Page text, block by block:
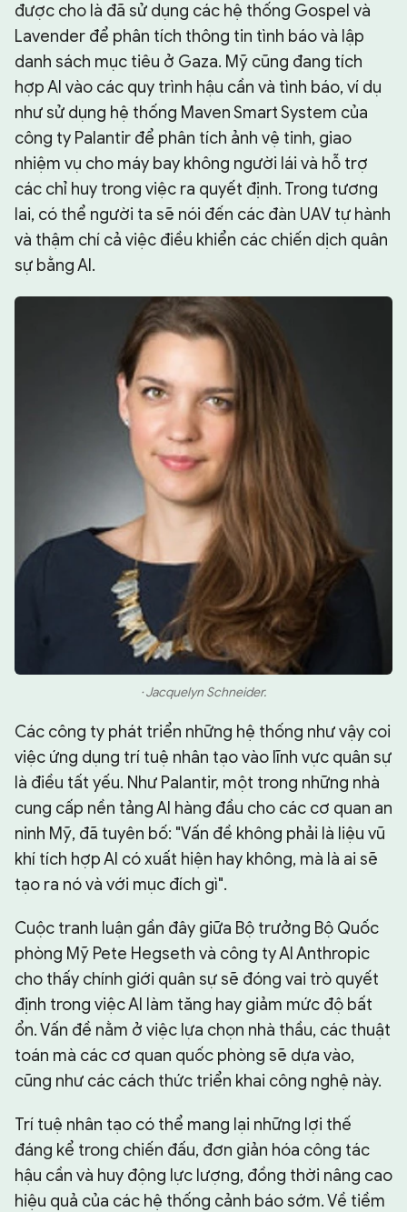
được cho là đã sử dụng các hệ thống Gospel và
Lavender để phân tích thông tin tình báo và lập
danh sách mục tiêu ở Gaza. Mỹ cũng đang tích
hợp AI vào các quy trình hậu cần và tình báo, ví dụ
như sử dụng hệ thống Maven Smart System của
công ty Palantir để phân tích ảnh vệ tinh, giao
nhiệm vụ cho máy bay không người lái và hỗ trợ
các chỉ huy trong việc ra quyết định. Trong tương
lai, có thể người ta sẽ nói đến các đàn UAV tự hành
và thậm chí cả việc điều khiển các chiến dịch quân
sự bằng AI.
· Jacquelyn Schneider.
Các công ty phát triển những hệ thống như vậy coi
việc ứng dụng trí tuệ nhân tạo vào lĩnh vực quân sự
là điều tất yếu. Như Palantir, một trong những nhà
cung cấp nền tảng AI hàng đầu cho các cơ quan an
ninh Mỹ, đã tuyên bố: "Vấn đề không phải là liệu vũ
khí tích hợp AI có xuất hiện hay không, mà là ai sẽ
tạo ra nó và với mục đích gì".
Cuộc tranh luận gần đây giữa Bộ trưởng Bộ Quốc
phòng Mỹ Pete Hegseth và công ty AI Anthropic
cho thấy chính giới quân sự sẽ đóng vai trò quyết
định trong việc AI làm tăng hay giảm mức độ bất
ổn. Vấn đề nằm ở việc lựa chọn nhà thầu, các thuật
toán mà các cơ quan quốc phòng sẽ dựa vào,
cũng như các cách thức triển khai công nghệ này.
Trí tuệ nhân tạo có thể mang lại những lợi thế
đáng kể trong chiến đấu, đơn giản hóa công tác
hậu cần và huy động lực lượng, đồng thời nâng cao
hiệu quả của các hệ thống cảnh báo sớm. Về tiềm